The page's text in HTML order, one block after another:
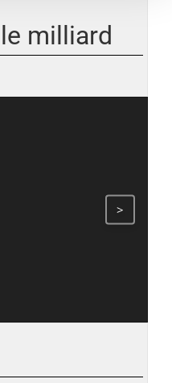
milliard
>